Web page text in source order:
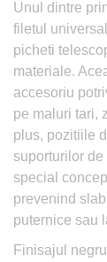
Unul dintre
filetul
picheti
materiale.
accesoriu
pe maluri tari,
plus, pozitiile
suporturilor
special
prevenind
puternice sau
Finisajul